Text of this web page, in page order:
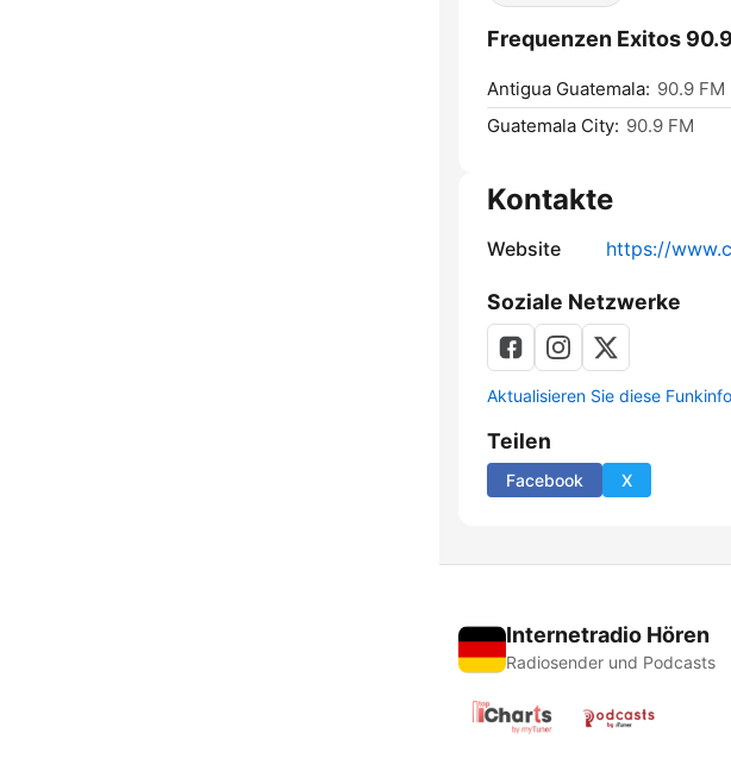
Frequenzen Exitos
Antigua Guatemala: 90.9 FM
Guatemala City: 90.9 FM
Kontakte
Website https://
Soziale Netzwerke
Aktualisieren Sie diese
Teilen
Facebook X
Internetradio Hören
Radiosender und Podcasts